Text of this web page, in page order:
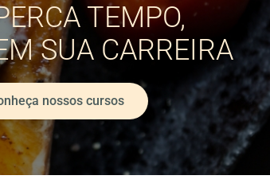
TEMPO,
SUA CARREIRA
nossos cursos